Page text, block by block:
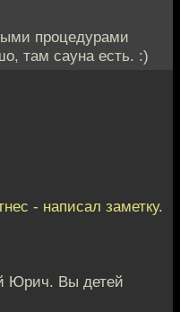
процедурами
там сауна есть. :)
- написал заметку.
Юрич. Вы детей